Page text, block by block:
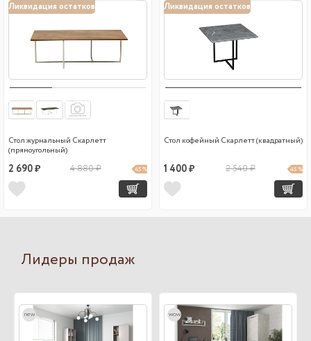
Ликвидация остатков
Стол журнальный Скарлетт
(прямоугольный)
2 690 ₽ 4 880 ₽ 45 %
Ликвидация остатков
Стол кофейный Скарлетт (квадратный)
1 400 ₽ 2 540 ₽ 45 %
Лидеры продаж
new wow